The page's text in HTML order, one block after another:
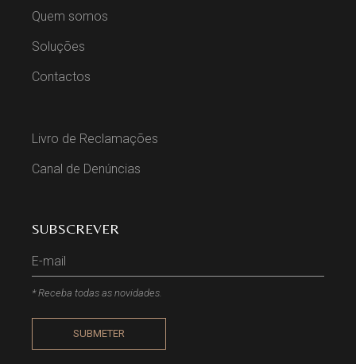
Quem somos
Soluções
Contactos
Livro de Reclamações
Canal de Denúncias
SUBSCREVER
* Receba todas as novidades.
SUBMETER